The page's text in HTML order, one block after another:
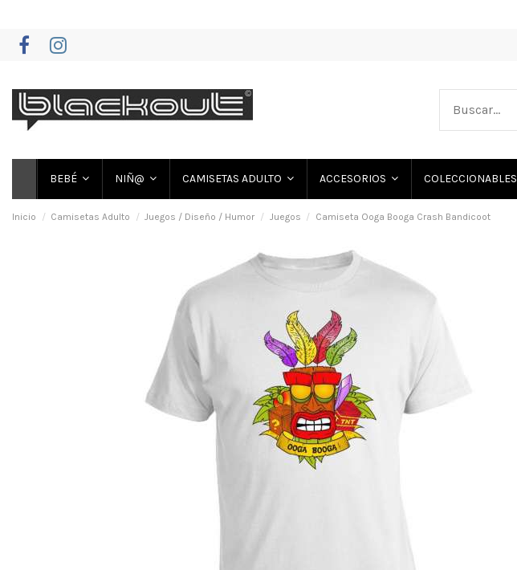
BEBÉ NIÑ@ CAMISETAS ADULTO ACCESORIOS COLECCIONABLES
Inicio Camisetas Adulto Juegos / Diseño / Humor Juegos Camiseta Ooga Booga Crash Bandicoot